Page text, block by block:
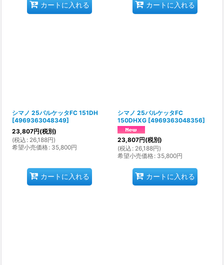
カートに入れる カートに入れる
シマノ 25バルケッタFC 151DH
[4969363048349]
23,807円(税別)
(税込 : 26,188円)
希望小売価格: 35,800円
カートに入れる
シマノ 25バルケッタFC
150DHXG [4969363048356]
23,807円(税別)
(税込 : 26,188円)
希望小売価格: 35,800円
カートに入れる